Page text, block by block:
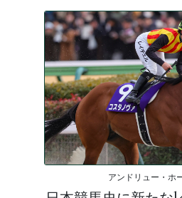
アンドリュー・ホ